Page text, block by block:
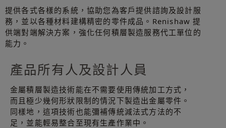
提供各式各樣的系統，協助您為客戶提供諮詢及設計服
務，並以各種材料建構精密的零件成品。Renishaw 提
供端對端解決方案，強化任何積層製造服務代工單位的
能力。
產品所有人及設計人員
金屬積層製造技術能在不需要使用傳統加工方式，
而且極少幾何形狀限制的情況下製造出金屬零件。
同樣地，這項技術也能彌補傳統減法式方法的不
足，並能輕易整合至現有生產作業中。